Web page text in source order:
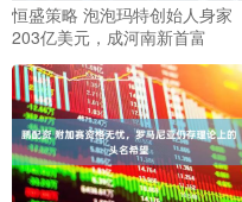
恒盛策略 泡泡玛特创始人身家
203亿美元，成河南新首富